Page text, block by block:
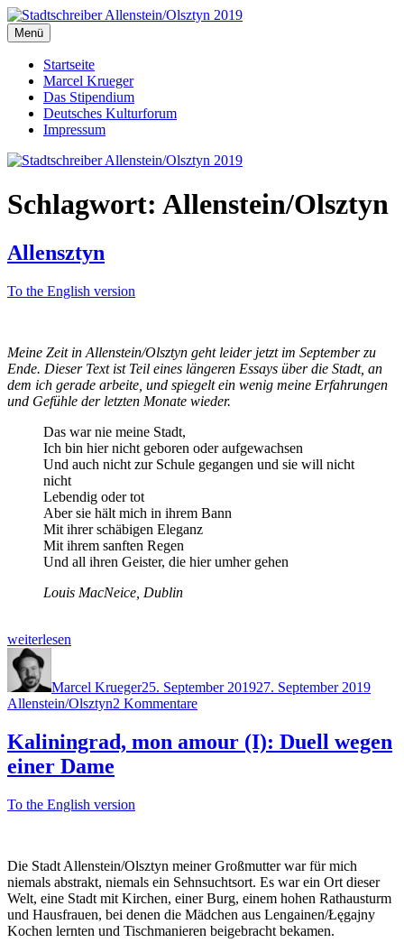
Zum
Inhalt
springen
Stadtschreiber Allenstein/Olsztyn 2019
Der Schriftsteller und Übersetzer Marcel Krueger berichtet aus dem
Herzen Ermlands
Menü
Startseite
Marcel Krueger
Das Stipendium
Deutsches Kulturforum
Impressum
Schlagwort: Allenstein/Olsztyn
Allensztyn
To the English version
Meine Zeit in Allenstein/Olsztyn geht leider jetzt im September zu
Ende. Dieser Text ist Teil eines längeren Essays über die Stadt, an
dem ich gerade arbeite, und spiegelt ein wenig meine Erfahrungen
und Gefühle der letzten Monate wieder.
Das war nie meine Stadt,
Ich bin hier nicht geboren oder aufgewachsen
Und auch nicht zur Schule gegangen und sie will nicht
nicht
Lebendig oder tot
Aber sie hält mich in ihrem Bann
Mit ihrer schäbigen Eleganz
Mit ihrem sanften Regen
Und all ihren Geister, die hier umher gehen
Louis MacNeice, Dublin
„Allensztyn“
weiterlesen
Marcel Krueger25. September 201927. September 2019
Allenstein/Olsztyn2 Kommentarezu
Kaliningrad, mon amour (I): Duell wegen
einer Dame
To the English version
Die Stadt Allenstein/Olsztyn meiner Großmutter war für mich
niemals abstrakt, niemals ein Sehnsuchtsort. Es war ein Ort dieser
Welt, eine Stadt mit Kirchen, einer Burg, einem hohen Rathausturm
und Hausfrauen, bei denen die Mädchen aus Lengainen/Łęgajny
Kochen lernten und Tischmanieren beigebracht bekamen.